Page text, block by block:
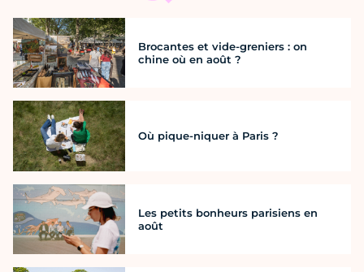
Brocantes et vide-greniers : on
chine où en août ?
Où pique-niquer à Paris ?
Les petits bonheurs parisiens en
août